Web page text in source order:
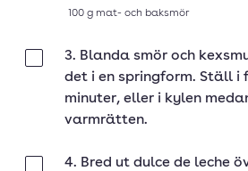
100 g mat- och baksmör
3. Blanda smör och
det i en springform. Ställ i
minuter, eller i kylen
varmrätten.
4. Bred ut dulce de leche